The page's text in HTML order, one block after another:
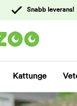
Snabb leverans!
Kattunge